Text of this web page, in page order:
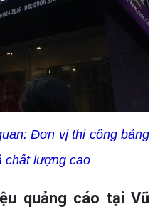
Đơn vị thi công bảng
chất lượng cao
quảng cáo tại Vũ